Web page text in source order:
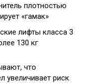
плотностью
«гамак»
лифты класса 3
130 кг
что
увеличивает риск